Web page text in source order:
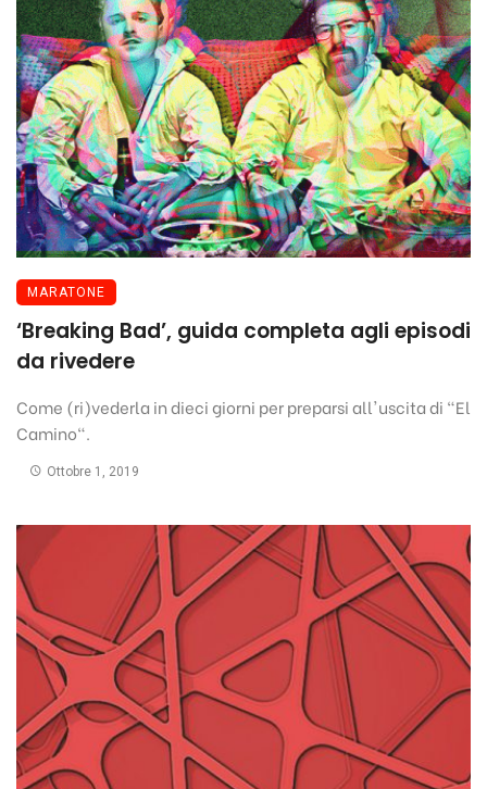
MARATONE
‘Breaking Bad’, guida completa agli episodi
da rivedere
Come (ri)vederla in dieci giorni per preparsi all'uscita di "El
Camino".
Ottobre 1, 2019